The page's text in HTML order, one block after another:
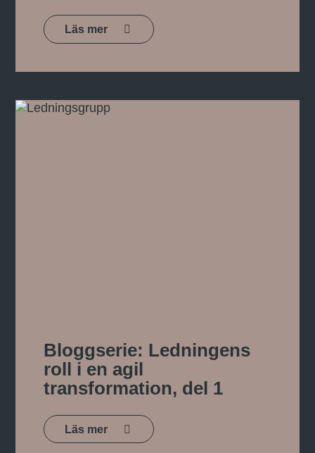
Läs mer
Bloggserie: Ledningens
roll i en agil
transformation, del 1
Läs mer